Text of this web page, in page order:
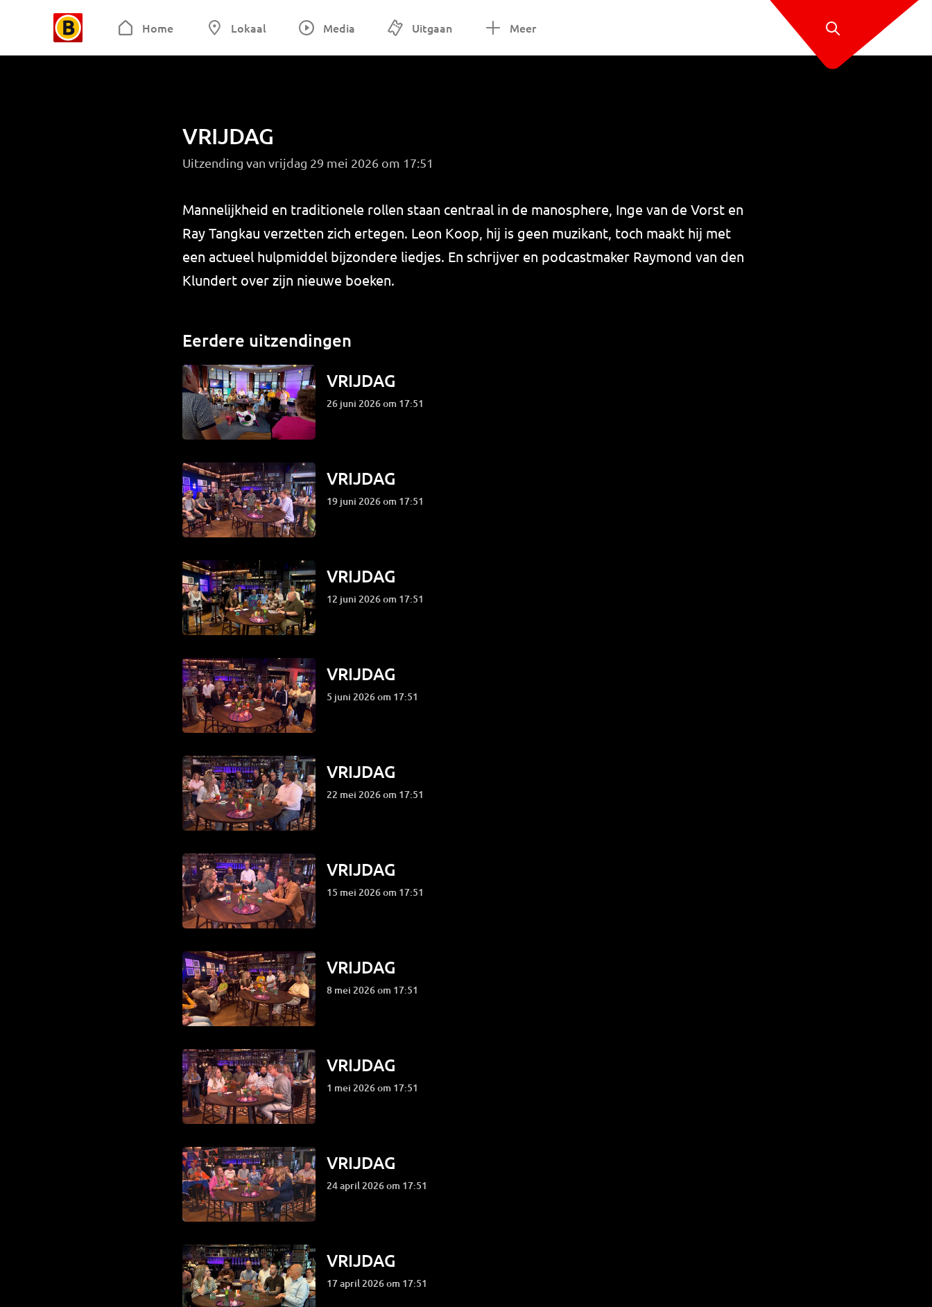
Home Lokaal Media Uitgaan Meer
VRIJDAG
Uitzending van vrijdag 29 mei 2026 om 17:51
Mannelijkheid en traditionele rollen staan centraal in de manosphere, Inge van de Vorst en
Ray Tangkau verzetten zich ertegen. Leon Koop, hij is geen muzikant, toch maakt hij met
een actueel hulpmiddel bijzondere liedjes. En schrijver en podcastmaker Raymond van den
Klundert over zijn nieuwe boeken.
Eerdere uitzendingen
VRIJDAG
26 juni 2026 om 17:51
VRIJDAG
19 juni 2026 om 17:51
VRIJDAG
12 juni 2026 om 17:51
VRIJDAG
5 juni 2026 om 17:51
VRIJDAG
22 mei 2026 om 17:51
VRIJDAG
15 mei 2026 om 17:51
VRIJDAG
8 mei 2026 om 17:51
VRIJDAG
1 mei 2026 om 17:51
VRIJDAG
24 april 2026 om 17:51
VRIJDAG
17 april 2026 om 17:51